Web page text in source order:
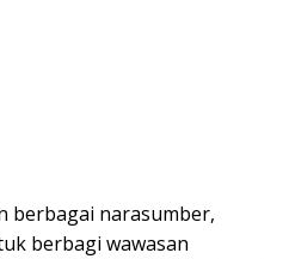
berbagai narasumber,
berbagi wawasan